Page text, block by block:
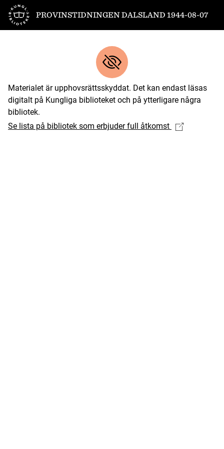
Till startsidan
PROVINSTIDNINGEN DALSLAND 1944-08-07
Materialet är upphovsrättsskyddat. Det kan endast läsas
digitalt på Kungliga biblioteket och på ytterligare några
bibliotek.
Se lista på bibliotek som erbjuder full åtkomst